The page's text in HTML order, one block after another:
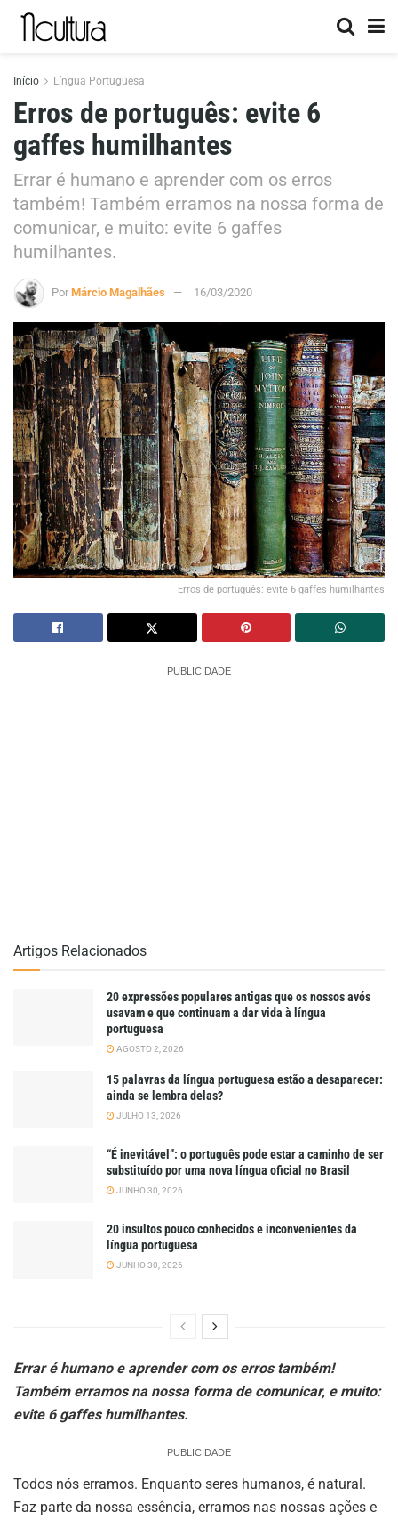
Início Língua Portuguesa
Erros de português: evite 6
gaffes humilhantes
Errar é humano e aprender com os erros
também! Também erramos na nossa forma de
comunicar, e muito: evite 6 gaffes
humilhantes.
Por Márcio Magalhães 16/03/2020
Erros de português: evite 6 gaffes humilhantes
PUBLICIDADE
Artigos Relacionados
20 expressões populares antigas que os nossos avós
usavam e que continuam a dar vida à língua
portuguesa
AGOSTO 2, 2026
15 palavras da língua portuguesa estão a desaparecer:
ainda se lembra delas?
JULHO 13, 2026
“É inevitável”: o português pode estar a caminho de ser
substituído por uma nova língua oficial no Brasil
JUNHO 30, 2026
20 insultos pouco conhecidos e inconvenientes da
língua portuguesa
JUNHO 30, 2026
Errar é humano e aprender com os erros também!
Também erramos na nossa forma de comunicar, e muito:
evite 6 gaffes humilhantes.
PUBLICIDADE
Todos nós erramos. Enquanto seres humanos, é natural.
Faz parte da nossa essência, erramos nas nossas ações e